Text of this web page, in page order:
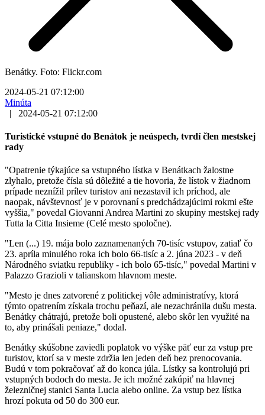
Benátky. Foto: Flickr.com
2024-05-21 07:12:00
Minúta
|
2024-05-21 07:12:00
Turistické vstupné do Benátok je neúspech, tvrdí člen mestskej
rady
"Opatrenie týkajúce sa vstupného lístka v Benátkach žalostne
zlyhalo, pretože čísla sú dôležité a tie hovoria, že lístok v žiadnom
prípade neznížil prílev turistov ani nezastavil ich príchod, ale
naopak, návštevnosť je v porovnaní s predchádzajúcimi rokmi ešte
vyššia," povedal Giovanni Andrea Martini zo skupiny mestskej rady
Tutta la Citta Insieme (Celé mesto spoločne).
"Len (...) 19. mája bolo zaznamenaných 70-tisíc vstupov, zatiaľ čo
23. apríla minulého roka ich bolo 66-tisíc a 2. júna 2023 - v deň
Národného sviatku republiky - ich bolo 65-tisíc," povedal Martini v
Palazzo Grazioli v talianskom hlavnom meste.
"Mesto je dnes zatvorené z politickej vôle administratívy, ktorá
týmto opatrením získala trochu peňazí, ale nezachránila dušu mesta.
Benátky chátrajú, pretože boli opustené, alebo skôr len využité na
to, aby prinášali peniaze," dodal.
Benátky skúšobne zaviedli poplatok vo výške päť eur za vstup pre
turistov, ktorí sa v meste zdržia len jeden deň bez prenocovania.
Budú v tom pokračovať až do konca júla. Lístky sa kontrolujú pri
vstupných bodoch do mesta. Je ich možné zakúpiť na hlavnej
železničnej stanici Santa Lucia alebo online. Za vstup bez lístka
hrozí pokuta od 50 do 300 eur.